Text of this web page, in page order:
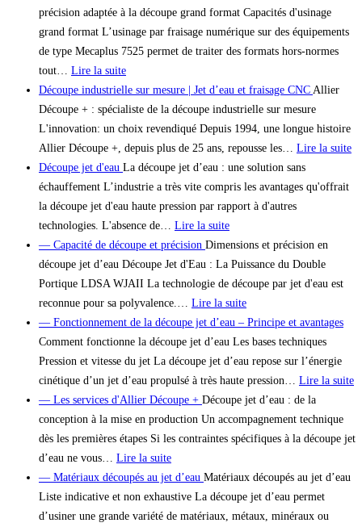
précision adaptée à la découpe grand format Capacités d'usinage
grand format L’usinage par fraisage numérique sur des équipements
de type Mecaplus 7525 permet de traiter des formats hors-normes
tout…
Lire la suite
Découpe industrielle sur mesure | Jet d’eau et fraisage CNC Allier
Découpe + : spécialiste de la découpe industrielle sur mesure
L'innovation: un choix revendiqué Depuis 1994, une longue histoire
Allier Découpe +, depuis plus de 25 ans, repousse les…
Lire la suite
Découpe jet d'eau La découpe jet d’eau : une solution sans
échauffement L’industrie a très vite compris les avantages qu'offrait
la découpe jet d'eau haute pression par rapport à d'autres
technologies. L'absence de…
Lire la suite
— Capacité de découpe et précision Dimensions et précision en
découpe jet d’eau Découpe Jet d'Eau : La Puissance du Double
Portique LDSA WJAII La technologie de découpe par jet d'eau est
reconnue pour sa polyvalence.…
Lire la suite
— Fonctionnement de la découpe jet d’eau – Principe et avantages
Comment fonctionne la découpe jet d’eau Les bases techniques
Pression et vitesse du jet La découpe jet d’eau repose sur l’énergie
cinétique d’un jet d’eau propulsé à très haute pression…
Lire la suite
— Les services d'Allier Découpe + Découpe jet d’eau : de la
conception à la mise en production Un accompagnement technique
dès les premières étapes Si les contraintes spécifiques à la découpe jet
d’eau ne vous…
Lire la suite
— Matériaux découpés au jet d’eau Matériaux découpés au jet d’eau
Liste indicative et non exhaustive La découpe jet d’eau permet
d’usiner une grande variété de matériaux, métaux, minéraux ou